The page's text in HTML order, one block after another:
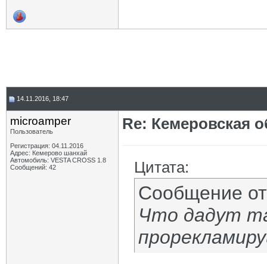
14.11.2016, 18:47
microamper
Пользователь
Регистрация: 04.11.2016
Адрес: Кемерово шанхай
Автомобиль: VESTA CROSS 1.8
Сообщений: 42
Re: Кемеровская
Цитата:
Сообщение
Что дадут